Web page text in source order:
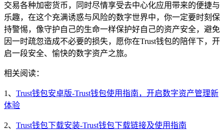
交易各种加密货币，同时尽情享受去中心化应用带来的便捷与
乐趣，在这个充满诱惑与风险的数字世界中，你一定要时刻保
持警惕，像守护自己的生命一样保护好自己的资产安全，避免
因一时疏忽造成不必要的损失，愿你在Trust钱包的陪伴下，开
启一段安全、愉快的数字资产之旅。
相关阅读：
1、 Trust钱包安卓版-Trust钱包使用指南，开启数字资产管理新
体验
2、 Trust钱包下载安装-Trust钱包下载链接及使用指南